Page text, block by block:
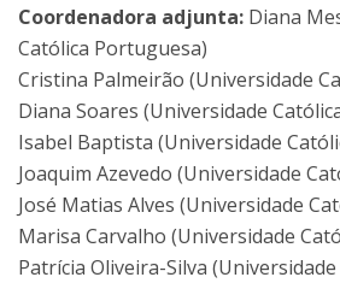
Coordenadora adjunta: Diana
Católica Portuguesa)
Cristina Palmeirão (Universidade
Diana Soares (Universidade
Isabel Baptista (Universidade
Joaquim Azevedo (Universidade
José Matias Alves (Universidade
Marisa Carvalho (Universidade
Patrícia Oliveira-Silva